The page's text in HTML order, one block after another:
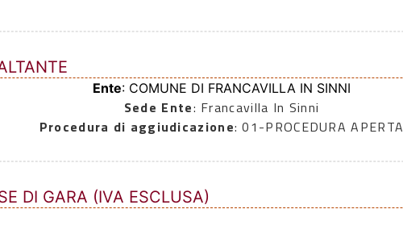
Ente: COMUNE DI FRANCAVILLA IN SINNI
Sede Ente: Francavilla In Sinni
Procedura di aggiudicazione: 01-PROCEDURA APERTA
DI GARA (IVA ESCLUSA)